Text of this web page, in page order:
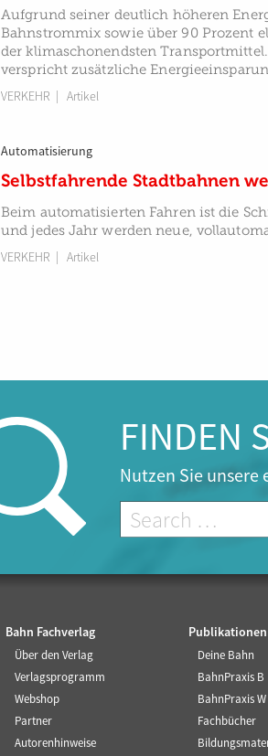
Aufgrund seiner deutlich höheren
Bahnstrommix sowie über 90 Prozent
der klimaschonendsten
verspricht zusätzliche
VERKEHR | Artikel
Automatisierung
Selbstfahrende Stadtbahnen
Beim automatisierten Fahren ist die
und jedes Jahr werden neue,
VERKEHR | Artikel
FINDEN
Nutzen Sie unsere
Bahn Fachverlag
Über den Verlag
Verlagsprogramm
Webshop
Partner
Autorenhinweise
Publikationen
Deine Bahn
BahnPraxis B
BahnPraxis W
Fachbücher